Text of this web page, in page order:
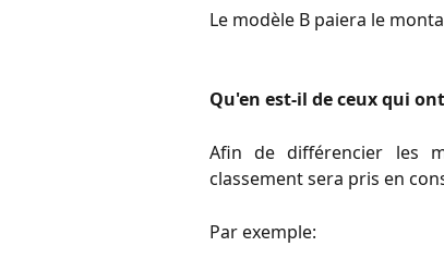
Le modèle B paiera le
Qu'en est-il de ceux qui
Afin de différencier les
classement sera pris en
Par exemple: